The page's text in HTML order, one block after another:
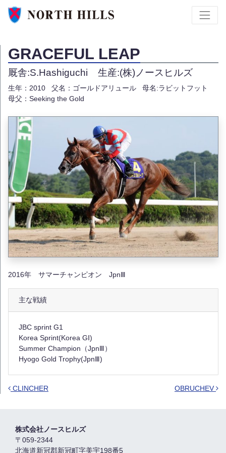
GRACEFUL LEAP
厩舎:S.Hashiguchi 生産:(株)ノースヒルズ
生年：2010 父名：ゴールドアリュール
母名:ラビットフット
母父：Seeking the Gold
2016年 サマーチャンピオン JpnⅢ
主な戦績
JBC sprint G1
Korea Sprint(Korea GⅠ)
Summer Champion（JpnⅢ）
Hyogo Gold Trophy(JpnⅢ)
CLINCHER OBRUCHEV
株式会社ノースヒルズ
〒059-2344
北海道新冠郡新冠町字美宇198番5